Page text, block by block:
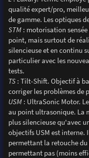
qualité expert/pro,
de gamme. Les optiques
STM: motorisation
point, mais surtout de
silencieuse et en continu
particulier avec les
tests.
TS: Tilt-Shift. Objectif à
corriger les problèmes de
USM: UltraSonic Motor.
au point ultrasonique. La
plus silencieuse qu'avec
objectifs USM est interne.
permettant la retouche
permettant pas (moins